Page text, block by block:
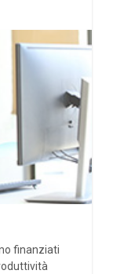
finanziati